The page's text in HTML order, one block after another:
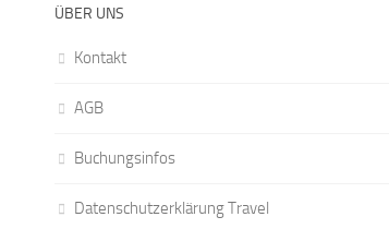
ÜBER UNS
Kontakt
AGB
Buchungsinfos
Datenschutzerklärung Travel